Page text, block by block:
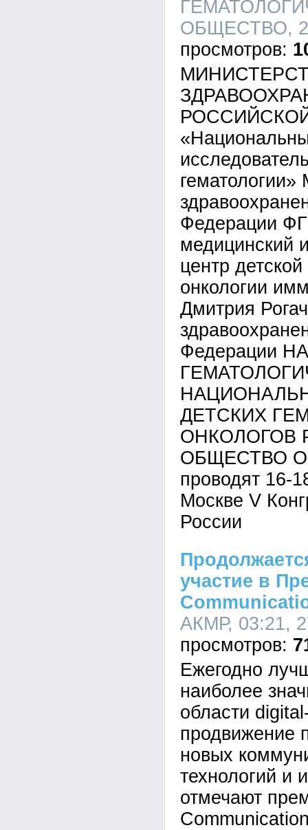
ОБЩЕСТВО,
гематологии»
Федерации
медицинский
центр
онкологии
Дмитрия
Федерации
ДЕТСКИХ
ОНКОЛОГОВ
ОБЩЕСТВО
проводят 16-
Москве V
России
участие в
АКМР, 03:21,
Ежегодно
наиболее
области
продвижение
новых
технологий и
отмечают